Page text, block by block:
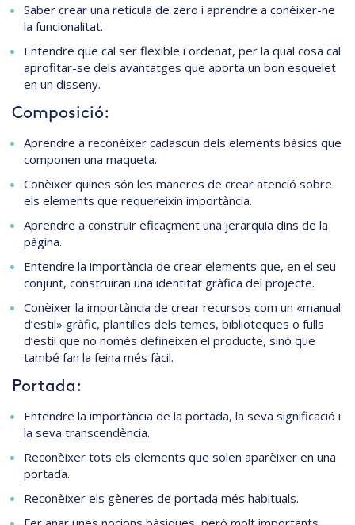
Saber crear una retícula de zero i aprendre a conèixer-ne
la funcionalitat.
Entendre que cal ser flexible i ordenat, per la qual cosa cal
aprofitar-se dels avantatges que aporta un bon esquelet
en un disseny.
Composició:
Aprendre a reconèixer cadascun dels elements bàsics que
componen una maqueta.
Conèixer quines són les maneres de crear atenció sobre
els elements que requereixin importància.
Aprendre a construir eficaçment una jerarquia dins de la
pàgina.
Entendre la importància de crear elements que, en el seu
conjunt, construiran una identitat gràfica del projecte.
Conèixer la importància de crear recursos com un «manual
d’estil» gràfic, plantilles dels temes, biblioteques o fulls
d’estil que no només defineixen el producte, sinó que
també fan la feina més fàcil.
Portada:
Entendre la importància de la portada, la seva significació i
la seva transcendència.
Reconèixer tots els elements que solen aparèixer en una
portada.
Reconèixer els gèneres de portada més habituals.